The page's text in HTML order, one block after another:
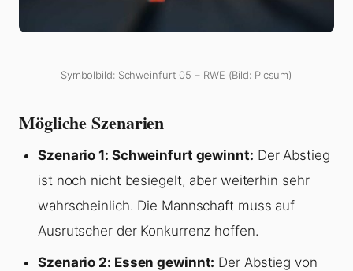
Symbolbild: Schweinfurt 05 – RWE (Bild: Picsum)
Mögliche Szenarien
Szenario 1: Schweinfurt gewinnt: Der Abstieg
ist noch nicht besiegelt, aber weiterhin sehr
wahrscheinlich. Die Mannschaft muss auf
Ausrutscher der Konkurrenz hoffen.
Szenario 2: Essen gewinnt: Der Abstieg von